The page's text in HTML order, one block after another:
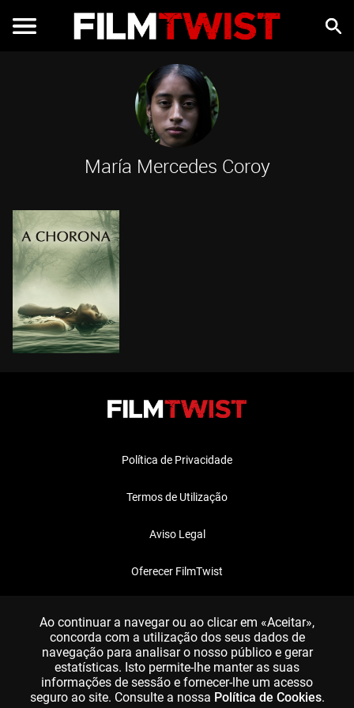
María Mercedes Coroy
Política de Privacidade
Termos de Utilização
Aviso Legal
Oferecer FilmTwist
Ao continuar a navegar ou ao clicar em «Aceitar»,
concorda com a utilização dos seus dados de
navegação para analisar o nosso público e gerar
estatísticas. Isto permite-lhe manter as suas
informações de sessão e fornecer-lhe um acesso
seguro ao site. Consulte a nossa Política de Cookies.